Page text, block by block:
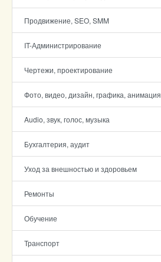
Продвижение, SEO, SMM
IT-Администрирование
Чертежи, проектирование
Фото, видео, дизайн, графика, анимация
Audio, звук, голос, музыка
Бухгалтерия, аудит
Уход за внешностью и здоровьем
Ремонты
Обучение
Транспорт